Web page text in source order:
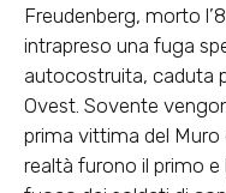
Freudenberg, morto
intrapreso una fuga
autocostruita, caduta
Ovest. Sovente
prima vittima del Muro
realtà furono il primo e